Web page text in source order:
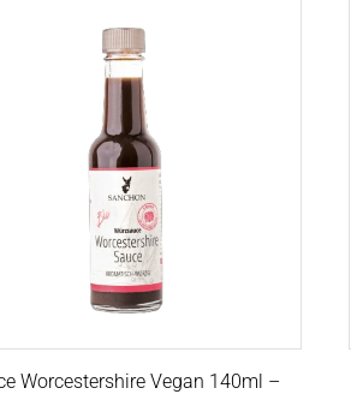
Worcestershire Vegan 140ml –